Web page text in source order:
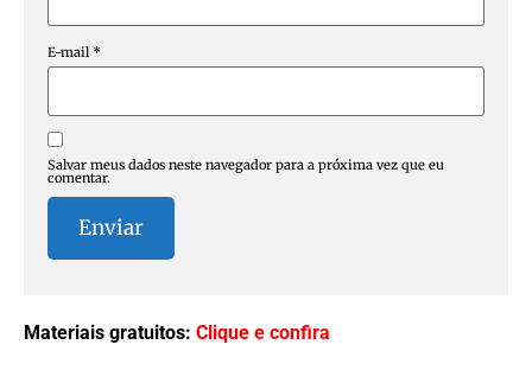
E-mail *
Salvar meus dados neste navegador para a próxima vez que eu
comentar.
Materiais gratuitos: Clique e confira